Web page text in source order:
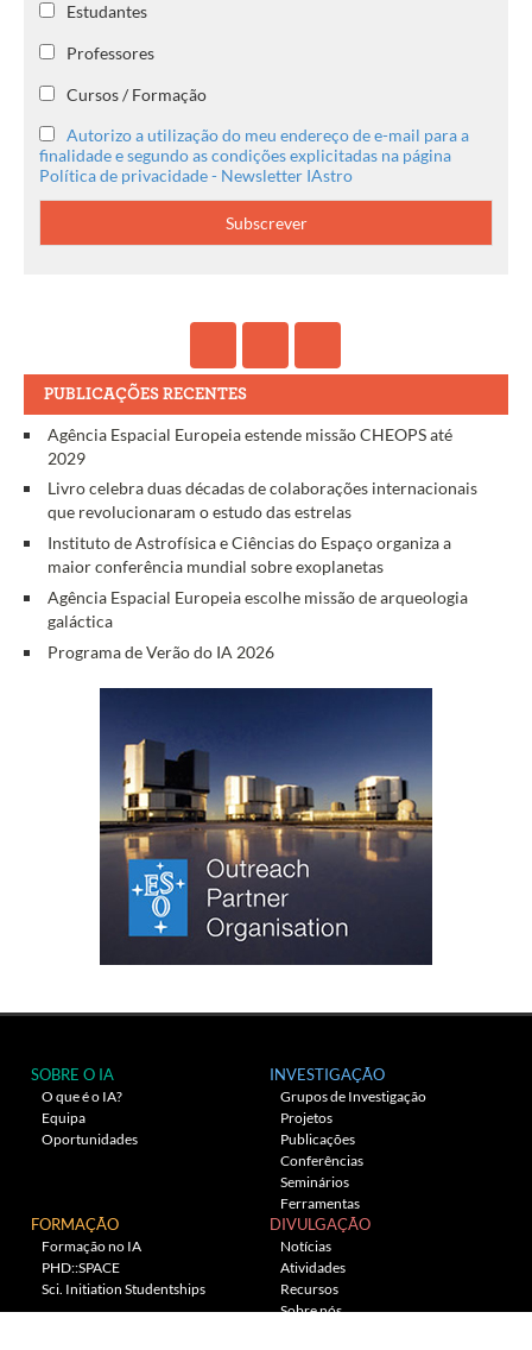
Estudantes
Professores
Cursos / Formação
Autorizo a utilização do meu endereço de e-mail para a
finalidade e segundo as condições explicitadas na página
Política de privacidade - Newsletter IAstro
PUBLICAÇÕES RECENTES
Agência Espacial Europeia estende missão CHEOPS até
2029
Livro celebra duas décadas de colaborações internacionais
que revolucionaram o estudo das estrelas
Instituto de Astrofísica e Ciências do Espaço organiza a
maior conferência mundial sobre exoplanetas
Agência Espacial Europeia escolhe missão de arqueologia
galáctica
Programa de Verão do IA 2026
SOBRE O IA
O que é o IA?
Equipa
Oportunidades
INVESTIGAÇÃO
Grupos de Investigação
Projetos
Publicações
Conferências
Seminários
Ferramentas
FORMAÇÃO
Formação no IA
PHD::SPACE
Sci. Initiation Studentships
DIVULGAÇÃO
Notícias
Atividades
Recursos
Sobre nós